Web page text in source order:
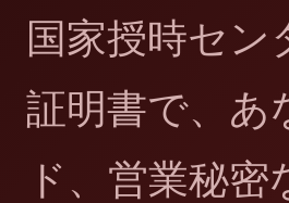
国家授時セ
証明書で、あ
ド、営業秘